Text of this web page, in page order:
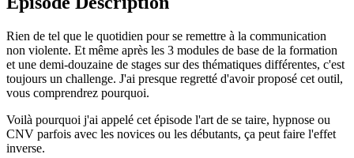
Rien de tel que le quotidien pour se remettre à la communication
non violente. Et même après les 3 modules de base de la formation
et une demi-douzaine de stages sur des thématiques différentes, c'est
toujours un challenge. J'ai presque regretté d'avoir proposé cet outil,
vous comprendrez pourquoi.
Voilà pourquoi j'ai appelé cet épisode l'art de se taire, hypnose ou
CNV parfois avec les novices ou les débutants, ça peut faire l'effet
inverse.